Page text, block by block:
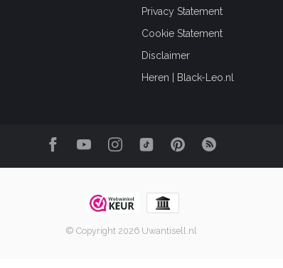
Privacy Statement
Cookie Statement
Disclaimer
Heren | Black-Leo.nl
© Copyright 2026 Uwantisell.nl